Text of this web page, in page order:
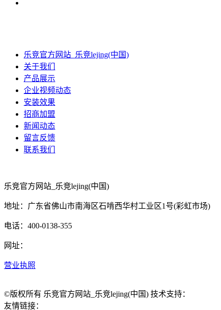
乐竞官方网站_乐竞lejing(中国)
关于我们
产品展示
企业视频动态
安装效果
招商加盟
新闻动态
留言反馈
联系我们
乐竞官方网站_乐竞lejing(中国)
地址：广东省佛山市南海区石啃西华村工业区1号(彩虹市场)
电话：400-0138-355
网址：
营业执照
©版权所有 乐竞官方网站_乐竞lejing(中国) 技术支持：
友情链接：